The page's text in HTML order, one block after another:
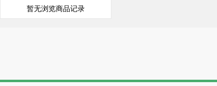
暂无浏览商品记录